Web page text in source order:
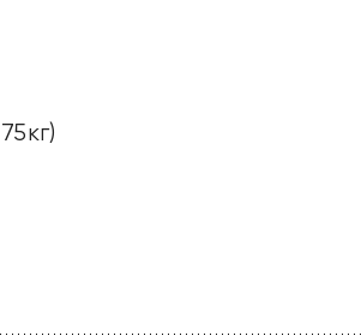
75кг)